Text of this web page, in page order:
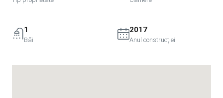
1
Băi
2017
Anul construcției